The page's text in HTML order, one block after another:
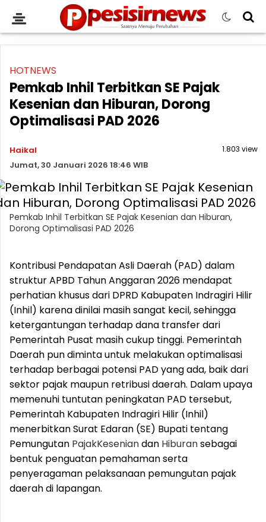
HOTNEWS
Pemkab Inhil Terbitkan SE Pajak
Kesenian dan Hiburan, Dorong
Optimalisasi PAD 2026
Haikal
Jumat, 30 Januari 2026 18:46 WIB
1.803 view
Pemkab Inhil Terbitkan SE Pajak Kesenian dan Hiburan,
Dorong Optimalisasi PAD 2026
Kontribusi Pendapatan Asli Daerah (PAD) dalam
struktur APBD Tahun Anggaran 2026 mendapat
perhatian khusus dari DPRD Kabupaten Indragiri Hilir
(Inhil) karena dinilai masih sangat kecil, sehingga
ketergantungan terhadap dana transfer dari
Pemerintah Pusat masih cukup tinggi. Pemerintah
Daerah pun diminta untuk melakukan optimalisasi
terhadap berbagai potensi PAD yang ada, baik dari
sektor pajak maupun retribusi daerah. Dalam upaya
memenuhi tuntutan peningkatan PAD tersebut,
Pemerintah Kabupaten Indragiri Hilir (Inhil)
menerbitkan Surat Edaran (SE) Bupati tentang
Pemungutan PajakKeseniandan Hiburansebagai
bentuk penguatan pemahaman serta
penyeragaman pelaksanaan pemungutan pajak
daerah di lapangan.